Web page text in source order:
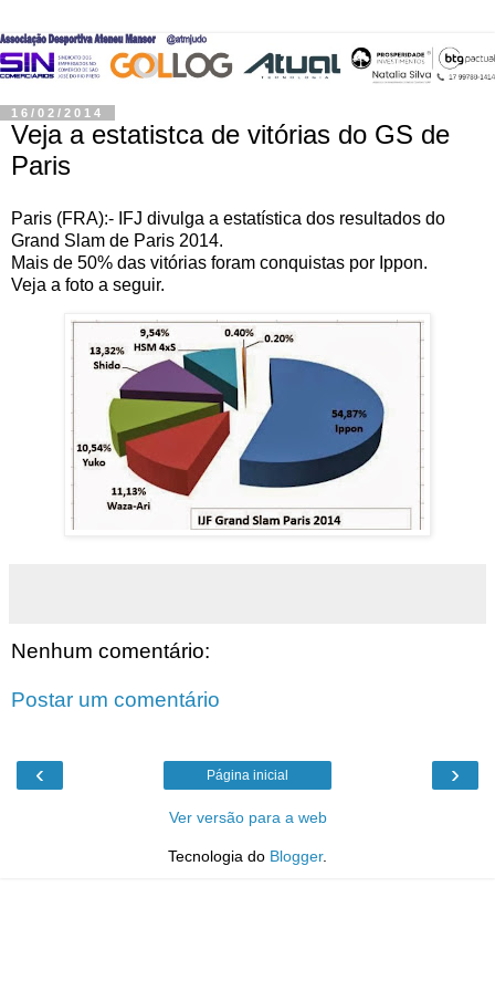
16/02/2014
Veja a estatistca de vitórias do GS de
Paris
Paris (FRA):- IFJ divulga a estatística dos resultados do
Grand Slam de Paris 2014.
Mais de 50% das vitórias foram conquistas por Ippon.
Veja a foto a seguir.
Nenhum comentário:
Postar um comentário
‹ ›
Página inicial
Ver versão para a web
Tecnologia do Blogger.